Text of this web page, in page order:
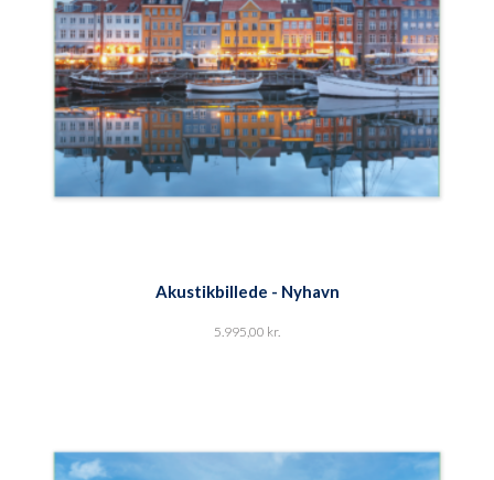
Akustikbillede - Nyhavn
5.995,00 kr.